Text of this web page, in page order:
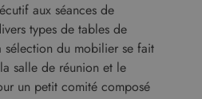
aux séances de
types de tables de
sélection du mobilier se fait
salle de réunion et le
un petit comité composé